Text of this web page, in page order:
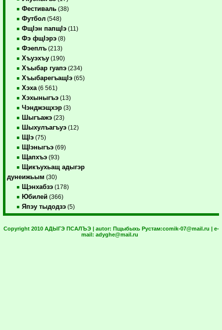
Фестиваль (38)
Футбол (548)
ФщIэн папщIэ (11)
Фэ фщIэрэ (8)
Фэеплъ (213)
Хъуэхъу (190)
Хъыбар гуапэ (234)
ХъыбарегъащIэ (65)
Хэха (6 561)
Хэхыныгъэ (13)
Чэнджэщхэр (3)
Шыгъажэ (23)
Шыхулъагъуэ (12)
ЩIэ (75)
ЩIэныгъэ (69)
Щапхъэ (93)
Щикъухьащ адыгэр
дунеижьым (30)
Щэнхабзэ (178)
Юбилей (366)
Япэу тыдодзэ (5)
Copyright 2010 АДЫГЭ ПСАЛЪЭ | autor: Пщыбыхь Рустам:comik-07@mail.ru | e-
mail: adyghe@mail.ru